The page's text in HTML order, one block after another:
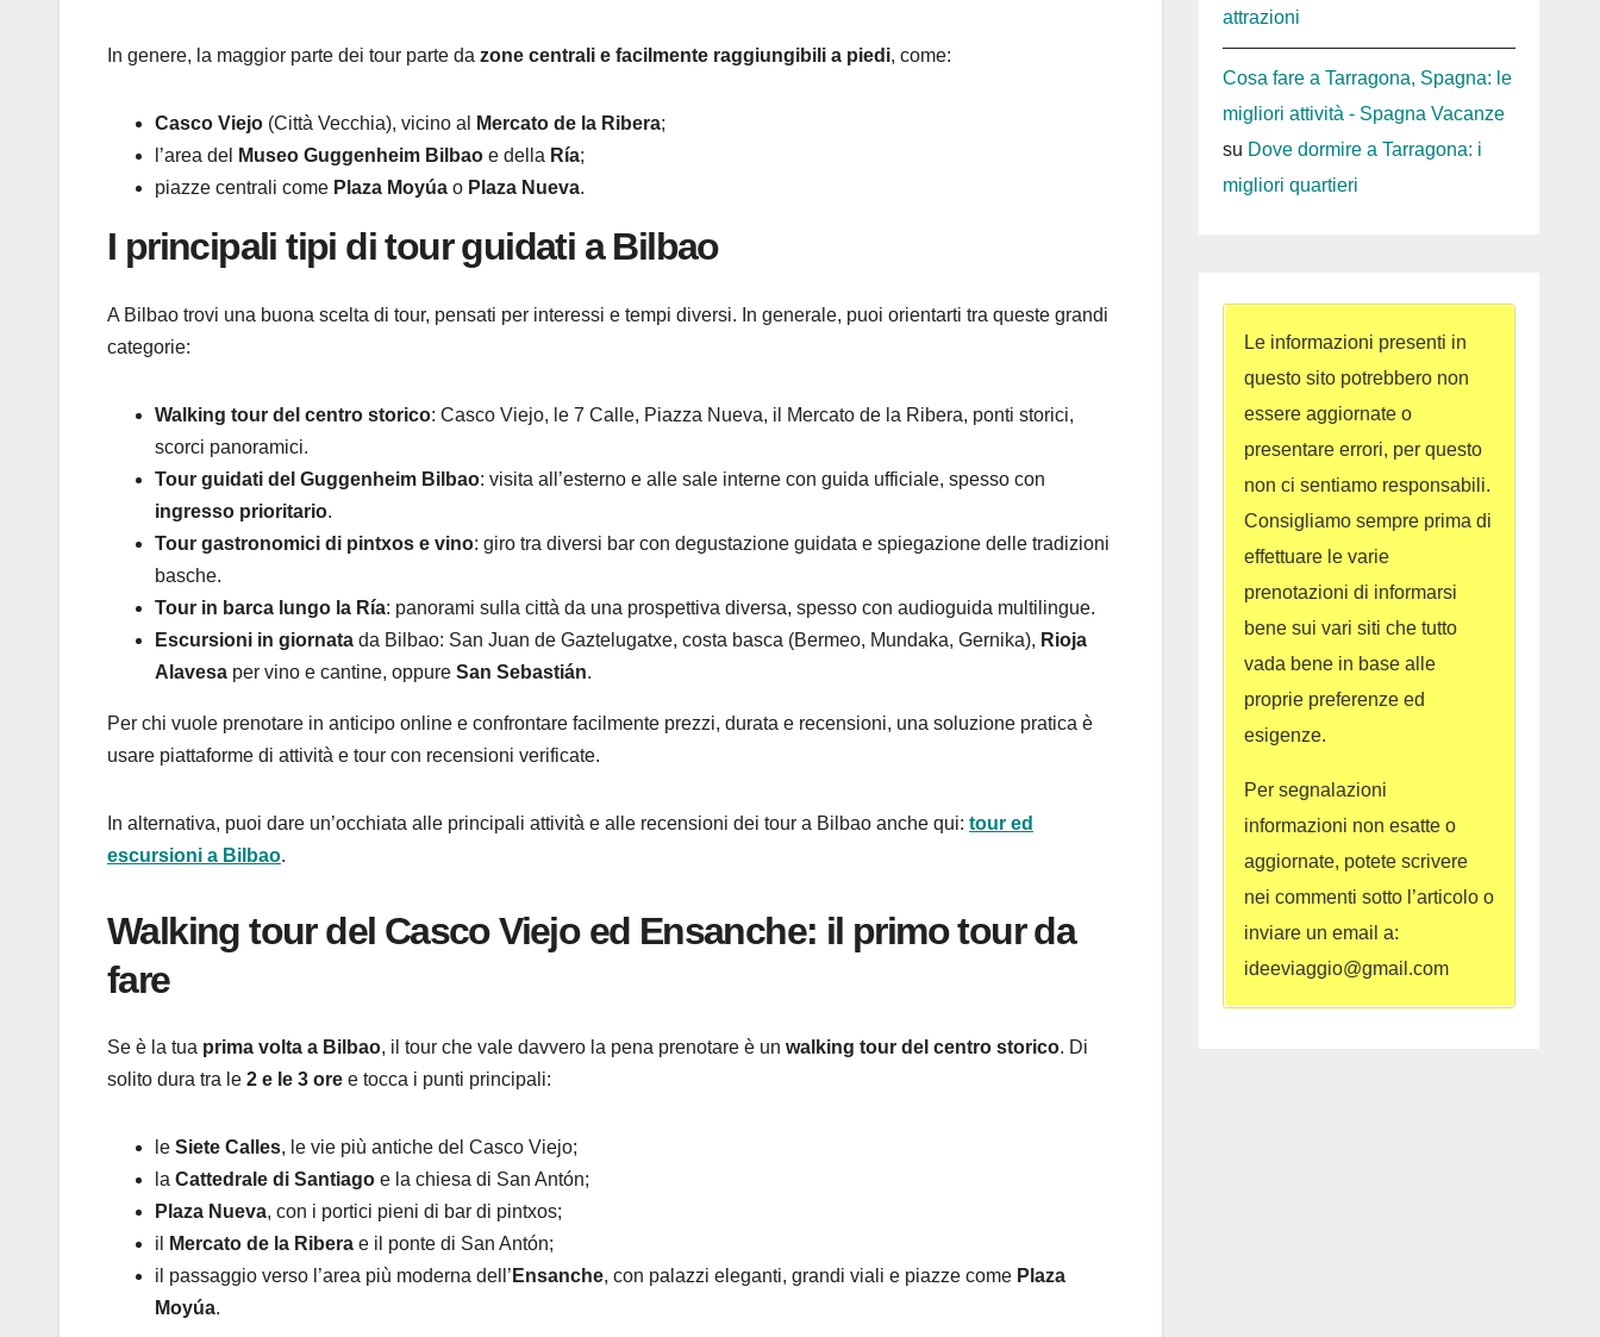
In genere, la maggior parte dei tour parte da zone centrali e facilmente raggiungibili a piedi, come:
Casco Viejo (Città Vecchia), vicino al Mercato de la Ribera;
l’area del
Museo Guggenheim Bilbao e della Ría;
piazze centrali come Plaza Moyúa o Plaza Nueva.
I principali tipi di tour guidati a Bilbao
A Bilbao trovi una buona scelta di tour, pensati per interessi e tempi diversi. In generale, puoi orientarti tra queste grandi
categorie:
Walking tour del centro storico: Casco Viejo, le 7 Calle, Piazza Nueva, il Mercato de la Ribera, ponti storici,
scorci panoramici.
Tour guidati del Guggenheim Bilbao: visita all’esterno e alle sale interne con guida ufficiale, spesso con
ingresso prioritario.
Tour gastronomici di pintxos e vino: giro tra diversi bar con degustazione guidata e spiegazione delle tradizioni
basche.
Tour in barca lungo la Ría: panorami sulla città da una prospettiva diversa, spesso con audioguida multilingue.
Escursioni in giornata da Bilbao: San Juan de Gaztelugatxe, costa basca (Bermeo, Mundaka, Gernika), Rioja
Alavesa per vino e cantine, oppure San Sebastián.
Per chi vuole prenotare in anticipo online e confrontare facilmente prezzi, durata e recensioni, una soluzione pratica è
usare piattaforme di attività e tour con recensioni verificate.
In alternativa, puoi dare un’occhiata alle principali attività e alle recensioni dei tour a Bilbao anche qui: tour ed
escursioni a Bilbao.
Walking tour del Casco Viejo ed Ensanche: il primo tour da
fare
Se è la tua prima volta a Bilbao, il tour che vale davvero la pena prenotare è un walking tour del centro storico. Di
solito dura tra le 2 e le 3 ore e tocca i punti principali:
le Siete Calles, le vie più antiche del Casco Viejo;
la Cattedrale di Santiago e la chiesa di San Antón;
Plaza Nueva, con i portici pieni di bar di pintxos;
il
Mercato de la Ribera e il ponte di San Antón;
il passaggio verso l’area più moderna dell’ Ensanche, con palazzi eleganti, grandi viali e piazze come Plaza
Moyúa.
attrazioni
Cosa fare a Tarragona, Spagna: le
migliori attività - Spagna Vacanze
su Dove dormire a Tarragona: i
migliori quartieri
Le informazioni presenti in
questo sito potrebbero non
essere aggiornate o
presentare errori, per questo
non ci sentiamo responsabili.
Consigliamo sempre prima di
effettuare le varie
prenotazioni di informarsi
bene sui vari siti che tutto
vada bene in base alle
proprie preferenze ed
esigenze.
Per segnalazioni
informazioni non esatte o
aggiornate, potete scrivere
nei commenti sotto l’articolo o
inviare un email a:
ideeviaggio@gmail.com